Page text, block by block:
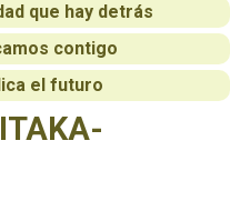
que hay detrás
contigo
el futuro